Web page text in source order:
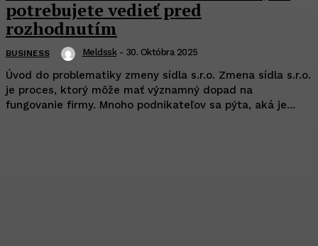
potrebujete vedieť pred
rozhodnutím
BUSINESS Meldssk - 30. Októbra 2025
Úvod do problematiky zmeny sídla s.r.o. Zmena sídla s.r.o.
je proces, ktorý môže mať významný dopad na
fungovanie firmy. Mnoho podnikateľov sa pýta, aká je...